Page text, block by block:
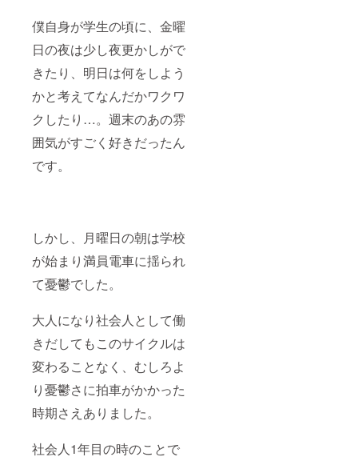
僕自身が学生の頃に、金曜
日の夜は少し夜更かしがで
きたり、明日は何をしよう
かと考えてなんだかワクワ
クしたり…。週末のあの雰
囲気がすごく好きだったん
です。
しかし、月曜日の朝は学校
が始まり満員電車に揺られ
て憂鬱でした。
大人になり社会人として働
きだしてもこのサイクルは
変わることなく、むしろよ
り憂鬱さに拍車がかかった
時期さえありました。
社会人1年目の時のことで